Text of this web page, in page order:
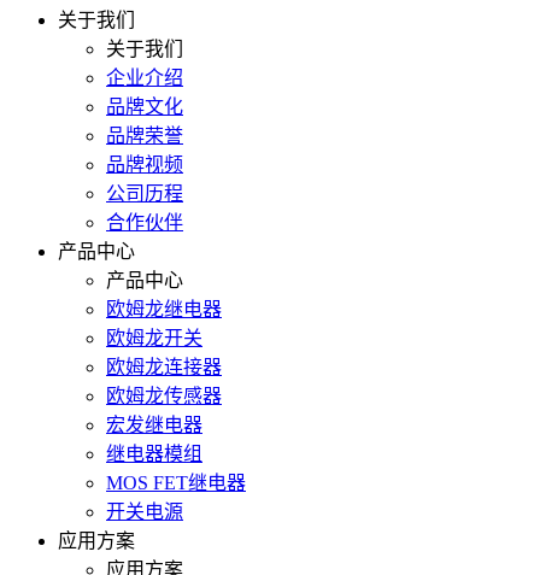
关于我们
关于我们
企业介绍
品牌文化
品牌荣誉
品牌视频
公司历程
合作伙伴
产品中心
产品中心
欧姆龙继电器
欧姆龙开关
欧姆龙连接器
欧姆龙传感器
宏发继电器
继电器模组
MOS FET继电器
开关电源
应用方案
应用方案